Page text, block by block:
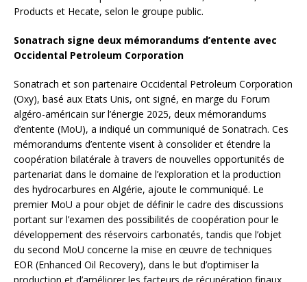
Products et Hecate, selon le groupe public.
Sonatrach signe deux mémorandums d’entente avec
Occidental Petroleum Corporation
Sonatrach et son partenaire Occidental Petroleum Corporation
(Oxy), basé aux Etats Unis, ont signé, en marge du Forum
algéro-américain sur l’énergie 2025, deux mémorandums
d’entente (MoU), a indiqué un communiqué de Sonatrach. Ces
mémorandums d’entente visent à consolider et étendre la
coopération bilatérale à travers de nouvelles opportunités de
partenariat dans le domaine de l’exploration et la production
des hydrocarbures en Algérie, ajoute le communiqué. Le
premier MoU a pour objet de définir le cadre des discussions
portant sur l’examen des possibilités de coopération pour le
développement des réservoirs carbonatés, tandis que l’objet
du second MoU concerne la mise en œuvre de techniques
EOR (Enhanced Oil Recovery), dans le but d’optimiser la
production et d’améliorer les facteurs de récupération finaux,